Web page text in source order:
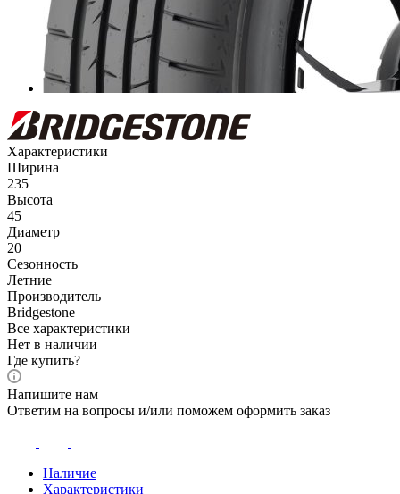
Характеристики
Ширина
235
Высота
45
Диаметр
20
Сезонность
Летние
Производитель
Bridgestone
Все характеристики
Нет в наличии
Где купить?
Напишите нам
Ответим на вопросы и/или поможем оформить заказ
Наличие
Характеристики